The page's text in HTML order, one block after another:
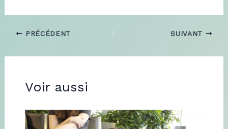
PRÉCÉDENT SUIVANT
Voir aussi